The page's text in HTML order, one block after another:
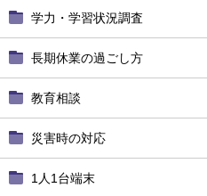
学力・学習状況調査
長期休業の過ごし方
教育相談
災害時の対応
1人1台端末